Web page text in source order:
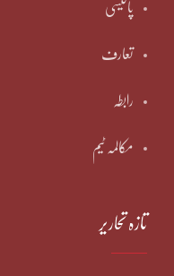
پالیسی
تعارف
رابطہ
مکالمہ ٹیم
تازہ تحاریر